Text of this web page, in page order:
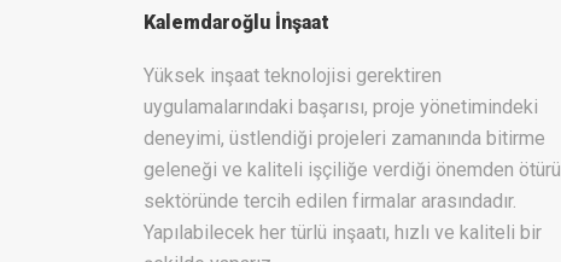
Kalemdaroğlu İnşaat
Yüksek inşaat teknolojisi gerektiren
uygulamalarındaki başarısı, proje yönetimindeki
deneyimi, üstlendiği projeleri zamanında bitirme
geleneği ve kaliteli işçiliğe verdiği önemden ötürü
sektöründe tercih edilen firmalar arasındadır.
Yapılabilecek her türlü inşaatı, hızlı ve kaliteli bir